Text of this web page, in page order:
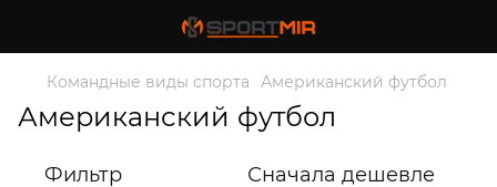
Командные виды спорта Американский футбол
Американский футбол
Фильтр Сначала дешевле